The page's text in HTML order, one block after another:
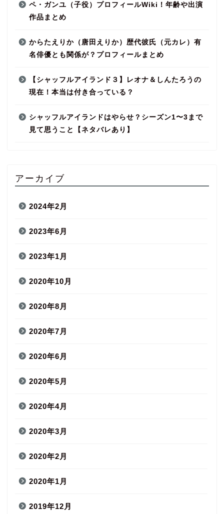
ペ・ガンユ（子役）プロフィールWiki！年齢や出演
作品まとめ
からたえりか（唐田えりか）歴代彼氏（元カレ）有
名俳優とも関係が？プロフィールまとめ
【シャッフルアイランド３】レオナ＆しんたろうの
現在！本当は付き合っている？
シャッフルアイランドはやらせ？シーズン1〜3まで
見て思うこと【ネタバレあり】
アーカイブ
2024年2月
2023年6月
2023年1月
2020年10月
2020年8月
2020年7月
2020年6月
2020年5月
2020年4月
2020年3月
2020年2月
2020年1月
2019年12月